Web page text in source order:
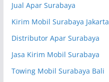
Jual Apar Surabaya
Kirim Mobil Surabaya Jakarta
Distributor Apar Surabaya
Jasa Kirim Mobil Surabaya
Towing Mobil Surabaya Bali